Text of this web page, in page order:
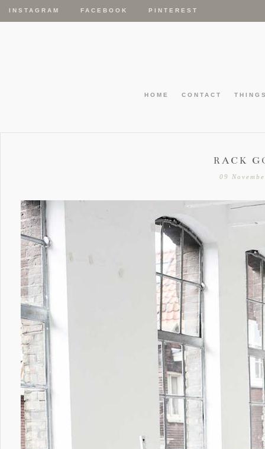
INSTAGRAM FACEBOOK PINTEREST
HOME CONTACT
RACK
09